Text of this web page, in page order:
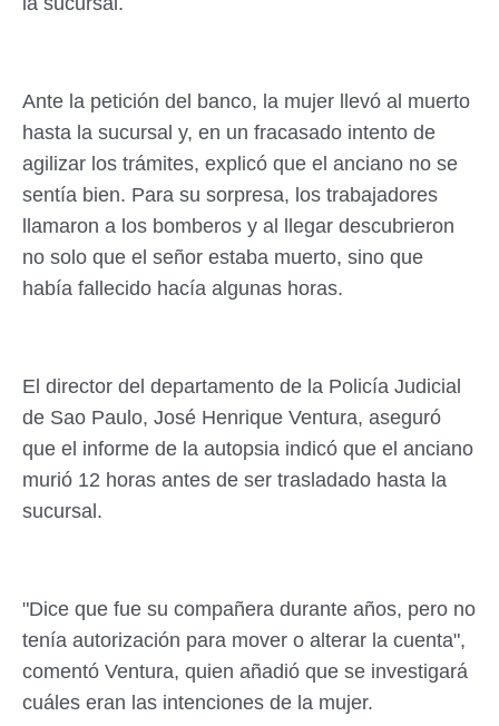
Ante la petición del banco, la mujer llevó al muerto
hasta la sucursal y, en un fracasado intento de
agilizar los trámites, explicó que el anciano no se
sentía bien. Para su sorpresa, los trabajadores
llamaron a los bomberos y al llegar descubrieron
no solo que el señor estaba muerto, sino que
había fallecido hacía algunas horas.
El director del departamento de la Policía Judicial
de Sao Paulo, José Henrique Ventura, aseguró
que el informe de la autopsia indicó que el anciano
murió 12 horas antes de ser trasladado hasta la
sucursal.
"Dice que fue su compañera durante años, pero no
tenía autorización para mover o alterar la cuenta",
comentó Ventura, quien añadió que se investigará
cuáles eran las intenciones de la mujer.